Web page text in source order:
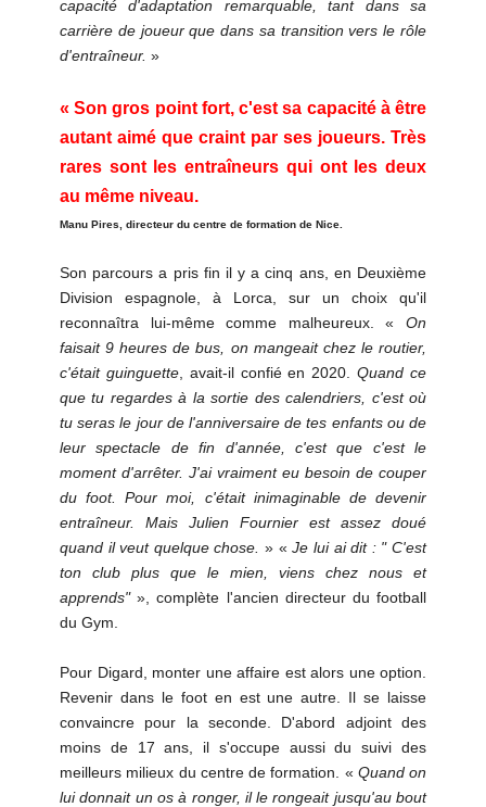
capacité d'adaptation remarquable, tant dans sa
carrière de joueur que dans sa transition vers le rôle
d'entraîneur. »
« Son gros point fort, c'est sa capacité à être
autant aimé que craint par ses joueurs. Très
rares sont les entraîneurs qui ont les deux
au même niveau.
Manu Pires, directeur du centre de formation de Nice.
Son parcours a pris fin il y a cinq ans, en Deuxième
Division espagnole, à Lorca, sur un choix qu'il
reconnaîtra lui-même comme malheureux. « On
faisait 9 heures de bus, on mangeait chez le routier,
c'était guinguette, avait-il confié en 2020.
Quand ce
que tu regardes à la sortie des calendriers, c'est où
tu seras le jour de l'anniversaire de tes enfants ou de
leur spectacle de fin d'année, c'est que c'est le
moment d'arrêter. J'ai vraiment eu besoin de couper
du foot. Pour moi, c'était inimaginable de devenir
entraîneur. Mais Julien Fournier est assez doué
quand il veut quelque chose. » «Je lui ai dit : " C'est
ton club plus que le mien, viens chez nous et
apprends"», complète l'ancien directeur du football
du Gym.
Pour Digard, monter une affaire est alors une option.
Revenir dans le foot en est une autre. Il se laisse
convaincre pour la seconde. D'abord adjoint des
moins de 17 ans, il s'occupe aussi du suivi des
meilleurs milieux du centre de formation. « Quand on
lui donnait un os à ronger, il le rongeait jusqu'au bout